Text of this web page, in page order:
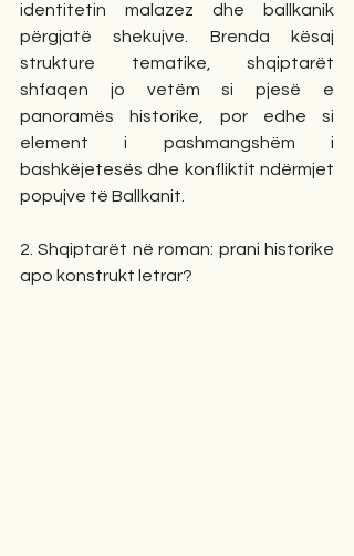
identitetin malazez dhe ballkanik
përgjatë shekujve. Brenda kësaj
strukture tematike, shqiptarët
shfaqen jo vetëm si pjesë e
panoramës historike, por edhe si
element i pashmangshëm i
bashkëjetesës dhe konfliktit ndërmjet
popujve të Ballkanit.
2. Shqiptarët në roman: prani historike
apo konstrukt letrar?